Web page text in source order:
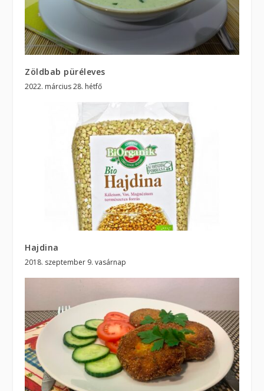
Zöldbab püréleves
2022. március 28. hétfő
Hajdina
2018. szeptember 9. vasárnap